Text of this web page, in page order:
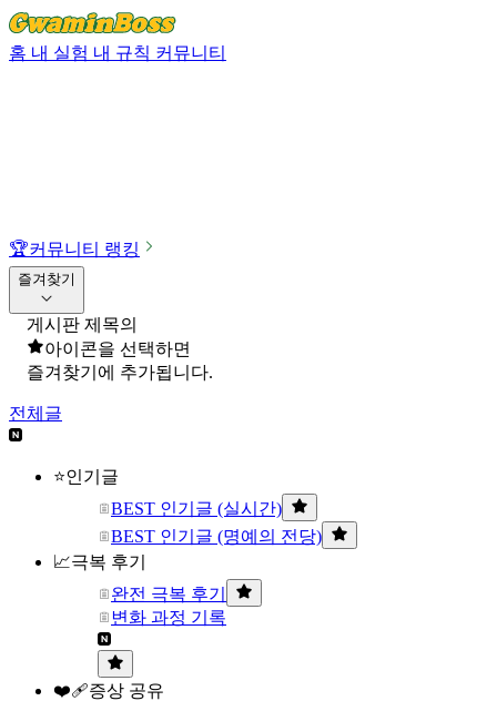
홈 내 실험 내 규칙 커뮤니티
🏆커뮤니티 랭킹
즐겨찾기
게시판 제목의
아이콘을 선택하면
즐겨찾기에 추가됩니다.
전체글
⭐인기글
BEST 인기글 (실시간)
BEST 인기글 (명예의 전당)
📈극복 후기
완전 극복 후기
변화 과정 기록
❤️‍🩹증상 공유